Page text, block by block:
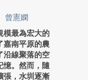
曾憲嫻
模最為宏大的
嘉南平原的農
沿線聚落的空
憶。然而，隨
張，水圳逐漸